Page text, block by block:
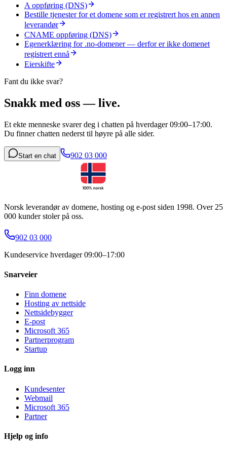
A oppføring (DNS)
Bestille tjenester for et domene som er registrert hos en annen
leverandør
CNAME oppføring (DNS)
Egenerklæring for .no-domener — derfor er ikke domenet
registrert ennå
Eierskifte
Fant du ikke svar?
Snakk med oss — live.
Et ekte menneske svarer deg i chatten på hverdager 09:00–17:00.
Du finner chatten nederst til høyre på alle sider.
Start en chat 902 03 000
Norsk leverandør av domene, hosting og e-post siden 1998. Over 25
000 kunder stoler på oss.
902 03 000
Kundeservice hverdager 09:00–17:00
Snarveier
Finn domene
Hosting av nettside
Nettsidebygger
E-post
Microsoft 365
Partnerprogram
Startup
Logg inn
Kundesenter
Webmail
Microsoft 365
Partner
Hjelp og info